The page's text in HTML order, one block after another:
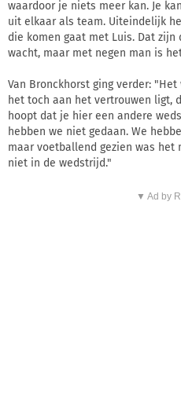
waardoor je niets meer kan. Je
uit elkaar als team. Uiteindelijk
die komen gaat met Luis. Dat
wacht, maar met negen man is
Van Bronckhorst ging verder:
het toch aan het vertrouwen ligt,
hoopt dat je hier een andere
hebben we niet gedaan. We
maar voetballend gezien was het
niet in de wedstrijd."
▼ Ad by